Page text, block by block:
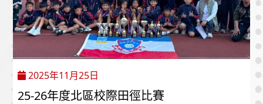
2025年11月25日
25-26年度北區校際田徑比賽